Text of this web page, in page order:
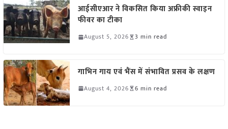
आईसीएआर ने विकसित किया अफ्रीकी स्वाइन
फीवर का टीका
August 5, 2026 3 min read
गाभिन गाय एवं भैंस में संभावित प्रसव के लक्षण
August 4, 2026 6 min read